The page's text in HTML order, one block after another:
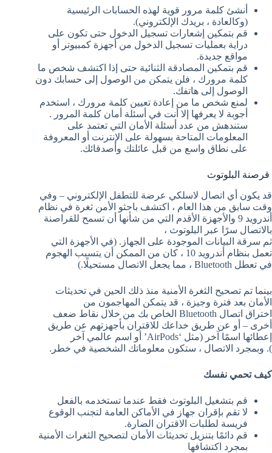
أنشئ كلمة مرور قوية لهذه الحسابات الرئيسية
(وكالعادة ، بريدك الإلكتروني).
قم بتمكين إشعارات تسجيل الدخول حتى تكون على
دراية بعمليات تسجيل الدخول من أجهزة كمبيوتر أو
مواقع جديدة.
قم بتمكين المصادقة الثنائية حتى إذا اكتشف شخص ما
كلمة مرورك ، فلن يتمكن من الوصول إلى حسابك دون
الوصول إلى هاتفك.
لمنع شخص ما من إعادة تعيين كلمة مرورك ، استخدم
أجوبة لا يعرفها إلا أنت في أسئلة أمان كلمة المرور .
ستندهش من عدد أسئلة الأمان التي تعتمد على
المعلومات المتاحة بسهولة على الإنترنت أو المعروفة
على نطاق واسع من قبل عائلتك وأصدقائك.
قرصنة البلوتوث
قد يكون أي اتصال لاسلكي عرضة للتطفل الإلكتروني – وفي
وقت سابق من هذا العام ، اكتشف باحثو الأمن ثغرة في نظام
أندرويد 9 والأجهزة الأقدم التي من شأنها أن تسمح للقراصنة
بالاتصال سرًا عبر البلوتوث ،
ثم سرقة البيانات الموجودة على الجهاز. (في الأجهزة التي
تعمل بنظام أندرويد 10 ، كان من الممكن أن يتسبب الهجوم
في تعطل Bluetooth ، مما يجعل الاتصال مستحيلًا.)
بينما تم تصحيح الثغرة الأمنية منذ ذلك الحين في تحديثات
الأمان بعد فترة وجيزة ، قد يتمكن المهاجمون من
اختراق اتصال Bluetooth الخاص بك من خلال نقاط ضعف
أخرى – أو عن طريق خداعك للاقتران بأجهزتهم عن طريق
إعطائها اسمًا آخر (مثل ‘AirPods’ أو اسم عالمي آخر
). وبمجرد الاتصال ، ستكون معلوماتك الشخصية في خطر.
كيف تحمي نفسك
قم بتشغيل البلوتوث فقط عندما تستخدمه بالفعل
لا تقم بإقران جهاز في الأماكن العامة لتجنب الوقوع
فريسة لطلبات الاقتران الضارة.
قم دائمًا بتنزيل تحديثات الأمان لتصحيح الثغرات الأمنية
بمجرد اكتشافها